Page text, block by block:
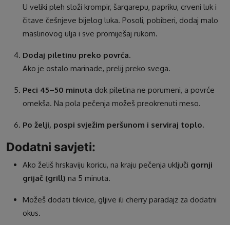
U veliki pleh složi krompir, šargarepu, papriku, crveni luk i
čitave češnjeve bijelog luka. Posoli, pobiberi, dodaj malo
maslinovog ulja i sve promiješaj rukom.
Dodaj piletinu preko povrća.
Ako je ostalo marinade, prelij preko svega.
Peci 45–50 minuta dok piletina ne porumeni, a povrće
omekša. Na pola pečenja možeš preokrenuti meso.
Po želji, pospi svježim peršunom i serviraj toplo.
Dodatni savjeti:
Ako želiš hrskaviju koricu, na kraju pečenja uključi gornji
grijač (grill) na 5 minuta.
Možeš dodati tikvice, gljive ili cherry paradajz za dodatni
okus.